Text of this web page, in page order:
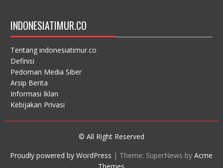
INDONESIATIMUR.CO
Tentang indonesiatimur.co
Definisi
Pedoman Media Siber
Arsip Berita
Informasi Iklan
Kebijakan Privasi
© All Right Reserved
Proudly powered by WordPress | Theme: SuperNews byAcme